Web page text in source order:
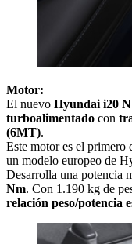
Motor:
El nuevo Hyundai i20 N
turboalimentado con
(6MT).
Este motor es el primero
un modelo europeo de
Desarrolla una potencia
Nm. Con 1.190 kg de
relación peso/potencia